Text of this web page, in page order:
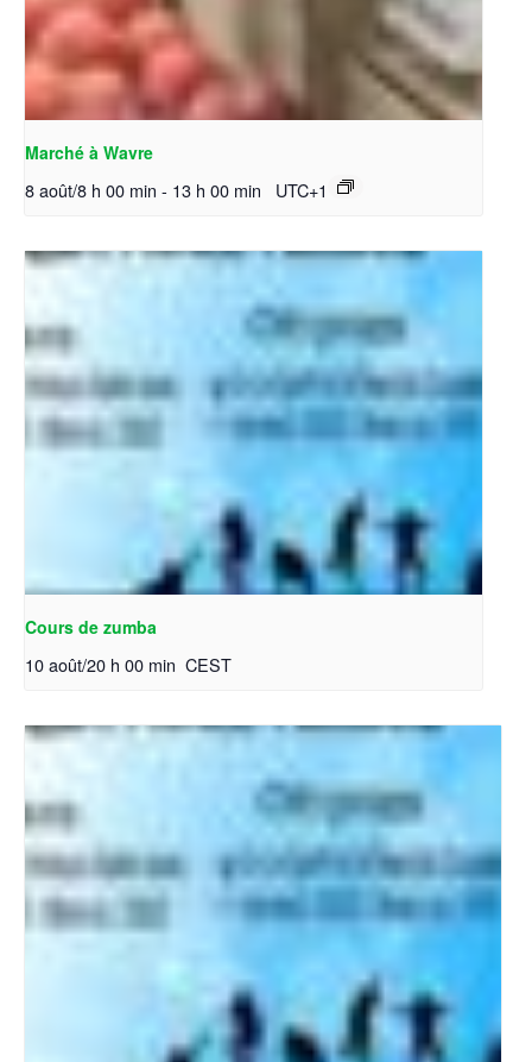
Marché à Wavre
8 août/8 h 00 min - 13 h 00 min UTC+1
Cours de zumba
10 août/20 h 00 min CEST